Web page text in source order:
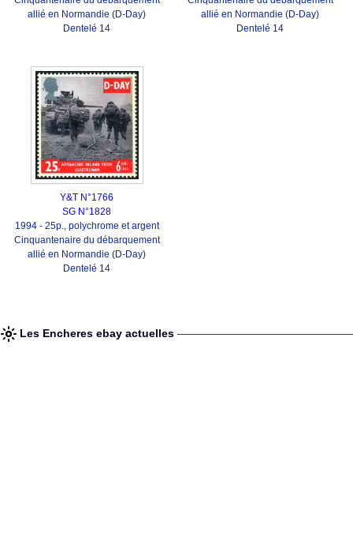
allié en Normandie (D-Day)
Dentelé 14
allié en Normandie (D-Day)
Dentelé 14
Y&T N°1766
SG N°1828
1994 - 25p., polychrome et argent
Cinquantenaire du débarquement
allié en Normandie (D-Day)
Dentelé 14
Les Encheres ebay actuelles